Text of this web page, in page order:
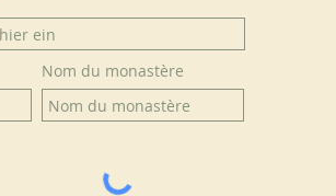
Nom du monastère